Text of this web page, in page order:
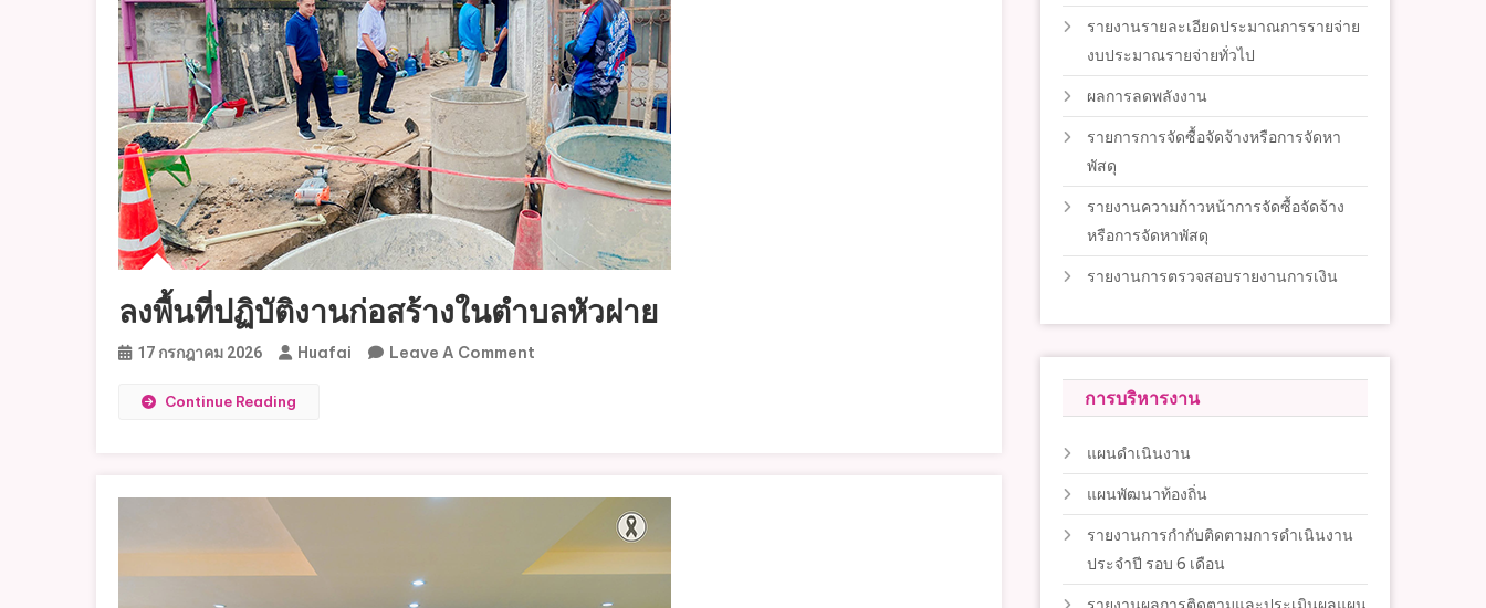
วัด
ช่องลม
ลงพื้นที่ปฏิบัติงานก่อสร้างในตำบลหัวฝาย
17 กรกฎาคม 2026 Huafai Leave A Comment
ตำบล
หัว
Continue Reading
รายงานรายละเอียดประมาณการรายจ่าย
งบประมาณรายจ่ายทั่วไป
ผลการลดพลังงาน
รายการการจัดซื้อจัดจ้างหรือการจัดหา
พัสดุ
รายงานความก้าวหน้าการจัดซื้อจัดจ้าง
หรือการจัดหาพัสดุ
รายงานการตรวจสอบรายงานการเงิน
การบริหารงาน
แผนดำเนินงาน
แผนพัฒนาท้องถิ่น
รายงานการกำกับติดตามการดำเนินงาน
ประจำปี รอบ 6 เดือน